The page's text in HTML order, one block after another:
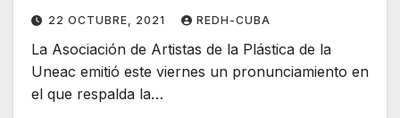
nación nos hará torcer el rumbo”
22 OCTUBRE, 2021 REDH-CUBA
La Asociación de Artistas de la Plástica de la
Uneac emitió este viernes un pronunciamiento en
el que respalda la…